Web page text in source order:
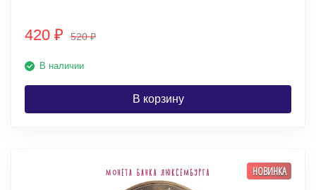
420 ₽ 520₽
В наличии
В корзину
НОВИНКА